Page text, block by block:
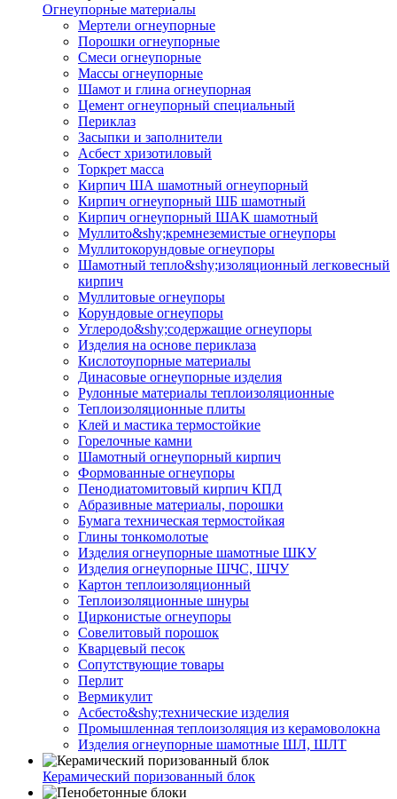
Огнеупорные материалы
Мертели огнеупорные
Порошки огнеупорные
Смеси огнеупорные
Массы огнеупорные
Шамот и глина огнеупорная
Цемент огнеупорный специальный
Периклаз
Засыпки и заполнители
Асбест хризотиловый
Торкрет масса
Кирпич ША шамотный огнеупорный
Кирпич огнеупорный ШБ шамотный
Кирпич огнеупорный ШАК шамотный
Муллито&shy;­кремнеземистые огнеупоры
Муллито­корундовые огнеупоры
Шамотный тепло&shy;изоляционный легковесный
кирпич
Муллитовые огнеупоры
Корундовые огнеупоры
Углеродо&shy;содержащие огнеупоры
Изделия на основе периклаза
Кислотоупорные материалы
Динасовые огнеупорные изделия
Рулонные материалы теплоизоляционные
Тепло­изоляционные плиты
Клей и мастика термостойкие
Горелочные камни
Шамотный огнеупорный кирпич
Формованные огнеупоры
Пенодиатомитовый кирпич КПД
Абразивные материалы, порошки
Бумага техническая термостойкая
Глины тонкомолотые
Изделия огнеупорные шамотные ШКУ
Изделия огнеупорные ШЧС, ШЧУ
Картон теплоизоляционный
Теплоизоляционные шнуры
Цирконистые огнеупоры
Совелитовый порошок
Кварцевый песок
Сопутствующие товары
Перлит
Вермикулит
Асбесто&shy;технические изделия
Промышленная теплоизоляция из керамоволокна
Изделия огнеупорные шамотные ШЛ, ШЛТ
Керамический поризованный блок